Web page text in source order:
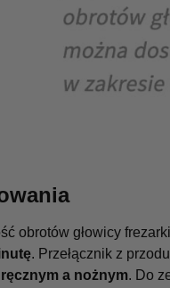
obrotów głowicy
. Przełącznik z
a nożnym. Do